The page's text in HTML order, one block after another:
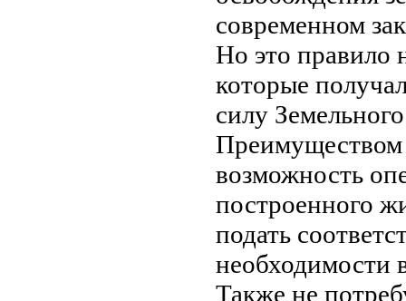
современном
Но это правило
которые
силу
Преимуществом
возможность
построенного
подать
необходимости
Также не